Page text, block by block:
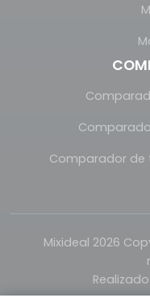
Comparador de
Mixideal 2026